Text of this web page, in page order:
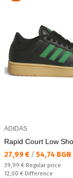
ADIDAS
Rapid Court Low
Текуща цена:
27,99 € / 54,74 BGN
Regular price:
39,99 € Regular price
Спестявате:
12,00 € Difference